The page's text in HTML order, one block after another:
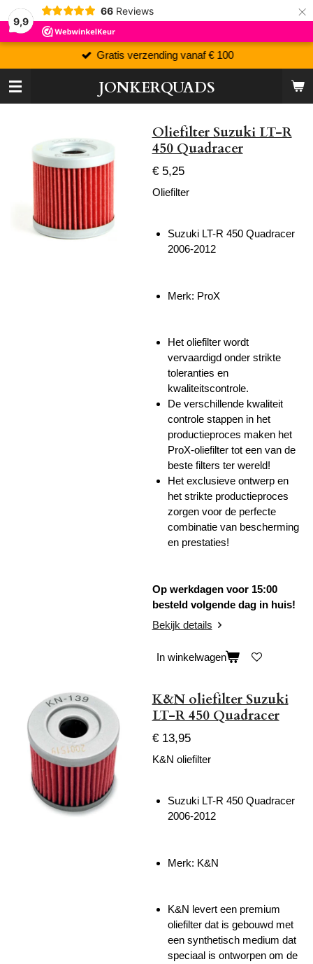
9,9
66 Reviews ×
JONKERQUADS
Gratis verzending vanaf € 100
Oliefilter Suzuki LT-R
450 Quadracer
€ 5,25
Oliefilter
Suzuki LT-R 450 Quadracer
2006-2012
Merk: ProX
Het oliefilter wordt
vervaardigd onder strikte
toleranties en
kwaliteitscontrole.
De verschillende kwaliteit
controle stappen in het
productieproces maken het
ProX-oliefilter tot een van de
beste filters ter wereld!
Het exclusieve ontwerp en
het strikte productieproces
zorgen voor de perfecte
combinatie van bescherming
en prestaties!
Op werkdagen voor 15:00
besteld volgende dag in huis!
Bekijk details
In winkelwagen
K&N oliefilter Suzuki
LT-R 450 Quadracer
€ 13,95
K&N oliefilter
Suzuki LT-R 450 Quadracer
2006-2012
Merk: K&N
K&N levert een premium
oliefilter dat is gebouwd met
een synthetisch medium dat
speciaal is ontworpen om de